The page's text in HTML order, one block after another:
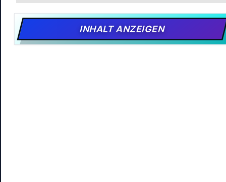
INHALT ANZEIGEN